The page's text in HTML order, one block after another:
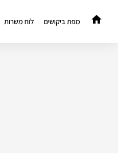
לתוכן
מפת ביקושים לוח משרות